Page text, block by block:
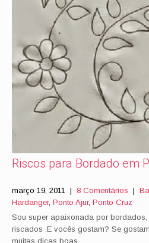
Riscos para Bordado em
março 19, 2011 | 8 Comentários |
Hardanger, Ponto Ajur, Ponto Cruz
Sou super apaixonada por
riscados .E vocês gostam? Se
muitas dicas boas.